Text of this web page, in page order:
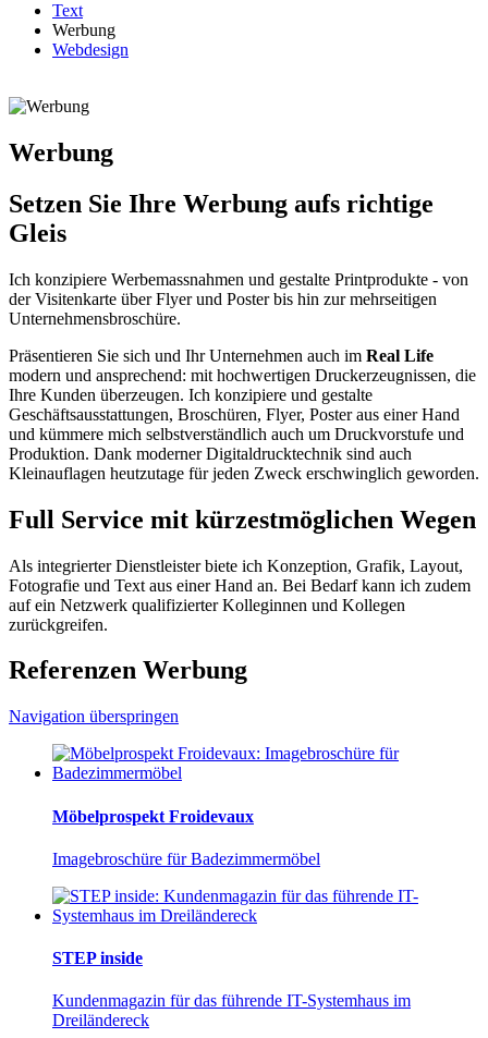
Text
Werbung
Webdesign
Werbung
Setzen Sie Ihre Werbung aufs richtige
Gleis
Ich konzipiere Werbemassnahmen und gestalte Printprodukte - von
der Visitenkarte über Flyer und Poster bis hin zur mehrseitigen
Unternehmensbroschüre.
Präsentieren Sie sich und Ihr Unternehmen auch im Real Life
modern und ansprechend: mit hochwertigen Druckerzeugnissen, die
Ihre Kunden überzeugen. Ich konzipiere und gestalte
Geschäftsausstattungen, Broschüren, Flyer, Poster aus einer Hand
und kümmere mich selbstverständlich auch um Druckvorstufe und
Produktion. Dank moderner Digitaldrucktechnik sind auch
Kleinauflagen heutzutage für jeden Zweck erschwinglich geworden.
Full Service mit kürzestmöglichen Wegen
Als integrierter Dienstleister biete ich Konzeption, Grafik, Layout,
Fotografie und Text aus einer Hand an. Bei Bedarf kann ich zudem
auf ein Netzwerk qualifizierter Kolleginnen und Kollegen
zurückgreifen.
Referenzen Werbung
Navigation überspringen
Möbelprospekt Froidevaux
Imagebroschüre für Badezimmermöbel
STEP inside
Kundenmagazin für das führende IT-Systemhaus im
Dreiländereck